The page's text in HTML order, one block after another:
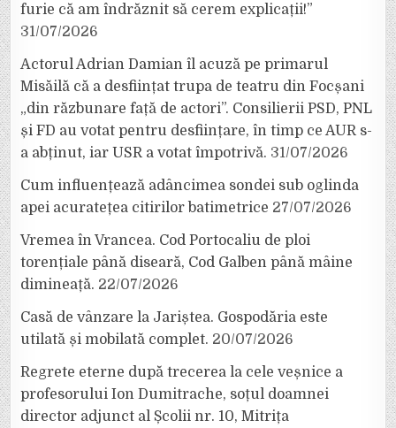
furie că am îndrăznit să cerem explicații!”
31/07/2026
Actorul Adrian Damian îl acuză pe primarul
Misăilă că a desființat trupa de teatru din Focșani
„din răzbunare față de actori”. Consilierii PSD, PNL
și FD au votat pentru desființare, în timp ce AUR s-
a abținut, iar USR a votat împotrivă. 31/07/2026
Cum influențează adâncimea sondei sub oglinda
apei acuratețea citirilor batimetrice 27/07/2026
Vremea în Vrancea. Cod Portocaliu de ploi
torențiale până diseară, Cod Galben până mâine
dimineață. 22/07/2026
Casă de vânzare la Jariștea. Gospodăria este
utilată și mobilată complet. 20/07/2026
Regrete eterne după trecerea la cele veșnice a
profesorului Ion Dumitrache, soțul doamnei
director adjunct al Școlii nr. 10, Mitrița